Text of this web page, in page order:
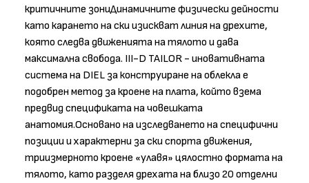
критичните зониДинамичните физически дейности
като карането на ски изискват линия на дрехите,
която следва движенията на тялото и дава
максимална свобода. III-D TAILOR - иновативната
система на DIEL за конструиране на облекла е
подобрен метод за кроене на плата, който взема
предвид спецификата на човешката
анатомия.Основано на изследването на специфични
позиции и характерни за ски спорта движения,
триизмерното кроене «улавя» цялостно формата на
тялото, като разделя дрехата на близо 20 отделни